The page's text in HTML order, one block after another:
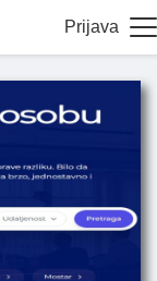
Prijava